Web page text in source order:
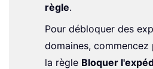
règle.
Pour débloquer des
domaines,
la règle Bloquer